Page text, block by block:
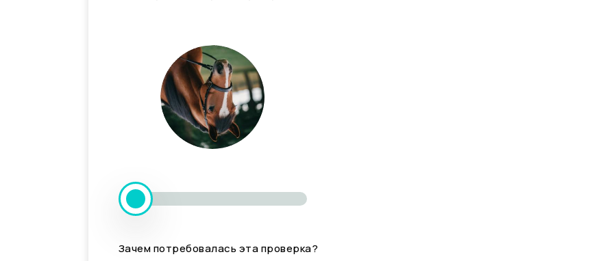
Зачем потребовалась эта проверка?